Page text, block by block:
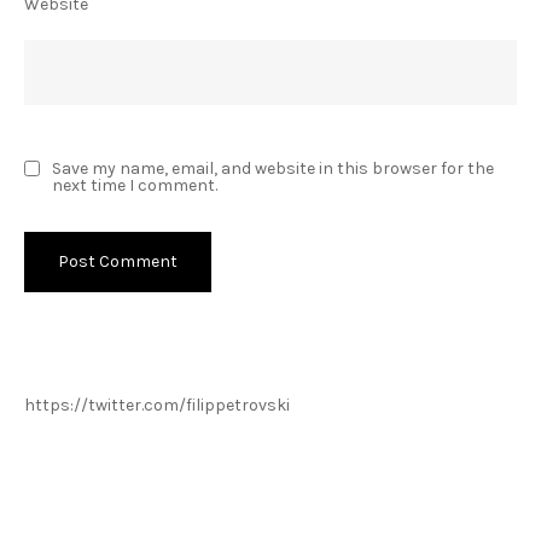
Save my name, email, and website in this browser for the
next time I comment.
https://twitter.com/filippetrovski